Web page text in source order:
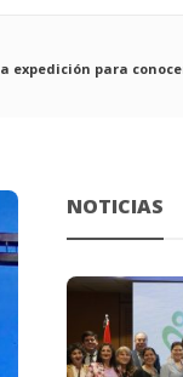
expedición para
NOTICIAS